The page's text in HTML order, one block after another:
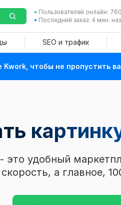
Пользователей онлайн: 760
Последний заказ: 4 мин.
SEO и трафик
чтобы не пропустить
это удобный
а главное,